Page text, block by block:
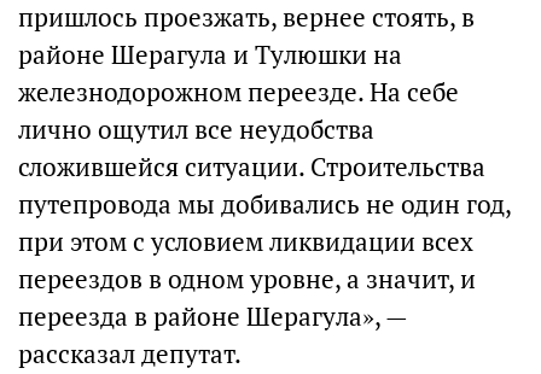
пришлось проезжать, вернее стоять, в
районе Шерагула и Тулюшки на
железнодорожном переезде. На себе
лично ощутил все неудобства
сложившейся ситуации. Строительства
путепровода мы добивались не один год,
при этом с условием ликвидации всех
переездов в одном уровне, а значит, и
переезда в районе Шерагула», —
рассказал депутат.